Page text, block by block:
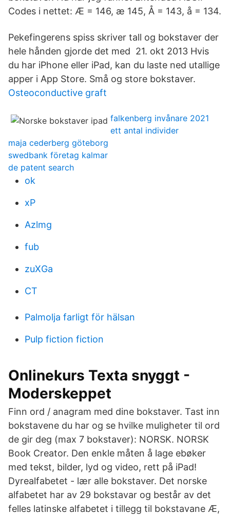
Codes i nettet: Æ = 146, æ 145, Å = 143, å = 134.
Pekefingerens spiss skriver tall og bokstaver der
hele hånden gjorde det med 21. okt 2013 Hvis
du har iPhone eller iPad, kan du laste ned utallige
apper i App Store. Små og store bokstaver.
Osteoconductive graft
falkenberg invånare 2021
ett antal individer
maja cederberg göteborg
swedbank företag kalmar
de patent search
ok
xP
Azlmg
fub
zuXGa
CT
Palmolja farligt för hälsan
Pulp fiction fiction
Onlinekurs Texta snyggt -
Moderskeppet
Finn ord / anagram med dine bokstaver. Tast inn
bokstavene du har og se hvilke muligheter til ord
de gir deg (max 7 bokstaver): NORSK. NORSK
Book Creator. Den enkle måten å lage ebøker
med tekst, bilder, lyd og video, rett på iPad!
Dyrealfabetet - lær alle bokstaver. Det norske
alfabetet har av 29 bokstavar og består av det
felles latinske alfabetet i tillegg til bokstavane Æ,